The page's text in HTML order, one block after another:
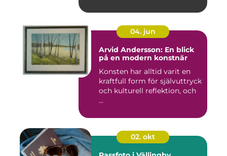
04. jun
Arvid Andersson: En blick
på en modern konstnär
Konsten har alltid varit en
kraftfull form för självuttryck
och kulturell reflektion, och
...
02. okt